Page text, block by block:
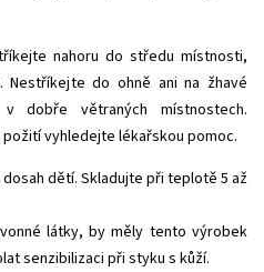
nahoru do středu místnosti,
do ohně ani na žhavé
dobře větraných místnostech.
vyhledejte lékařskou pomoc.
dětí. Skladujte při teplotě 5 až
látky, by měly tento výrobek
senzibilizaci při styku s kůží.